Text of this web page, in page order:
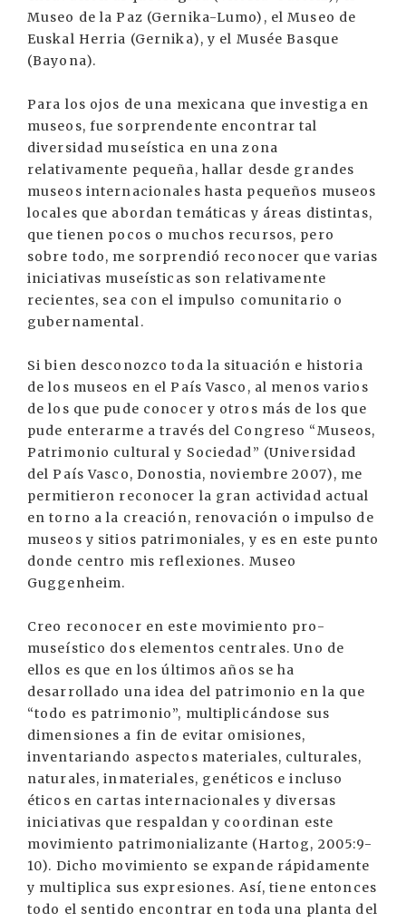
Museo de la Paz (Gernika-Lumo), el Museo de
Euskal Herria (Gernika), y el Musée Basque
(Bayona).
Para los ojos de una mexicana que investiga en
museos, fue sorprendente encontrar tal
diversidad museística en una zona
relativamente pequeña, hallar desde grandes
museos internacionales hasta pequeños museos
locales que abordan temáticas y áreas distintas,
que tienen pocos o muchos recursos, pero
sobre todo, me sorprendió reconocer que varias
iniciativas museísticas son relativamente
recientes, sea con el impulso comunitario o
gubernamental.
Si bien desconozco toda la situación e historia
de los museos en el País Vasco, al menos varios
de los que pude conocer y otros más de los que
pude enterarme a través del Congreso “Museos,
Patrimonio cultural y Sociedad” (Universidad
del País Vasco, Donostia, noviembre 2007), me
permitieron reconocer la gran actividad actual
en torno a la creación, renovación o impulso de
museos y sitios patrimoniales, y es en este punto
donde centro mis reflexiones. Museo
Guggenheim.
Creo reconocer en este movimiento pro-
museístico dos elementos centrales. Uno de
ellos es que en los últimos años se ha
desarrollado una idea del patrimonio en la que
“todo es patrimonio”, multiplicándose sus
dimensiones a fin de evitar omisiones,
inventariando aspectos materiales, culturales,
naturales, inmateriales, genéticos e incluso
éticos en cartas internacionales y diversas
iniciativas que respaldan y coordinan este
movimiento patrimonializante (Hartog, 2005:9-
10). Dicho movimiento se expande rápidamente
y multiplica sus expresiones. Así, tiene entonces
todo el sentido encontrar en toda una planta del